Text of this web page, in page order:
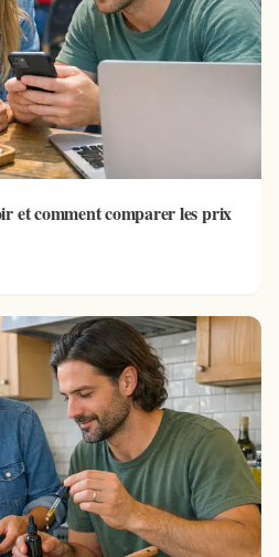
et comment comparer les prix